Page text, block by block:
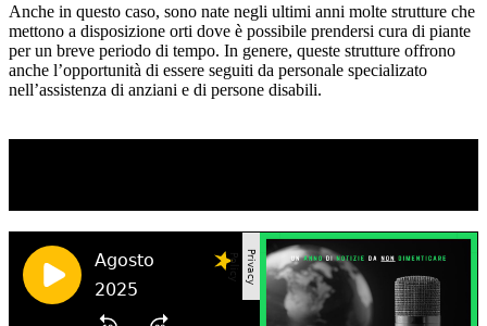
Anche in questo caso, sono nate negli ultimi anni molte strutture che
mettono a disposizione orti dove è possibile prendersi cura di piante
per un breve periodo di tempo. In genere, queste strutture offrono
anche l’opportunità di essere seguiti da personale specializato
nell’assistenza di anziani e di persone disabili.